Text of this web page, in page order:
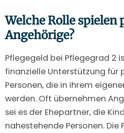
Welche Rolle spielen
Angehörige?
Pflegegeld bei Pflegegrad 2
finanzielle Unterstützung
Personen, die in ihrem
werden. Oft übernehmen
sei es der Ehepartner, die
nahestehende Personen. Die